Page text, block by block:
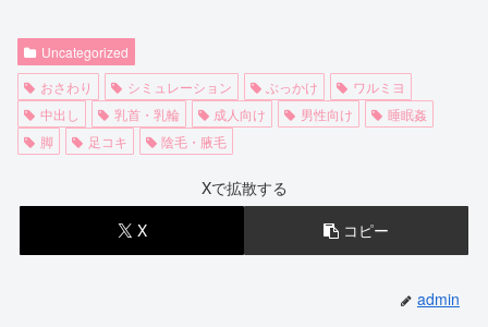
Uncategorized
おさわり
シミュレーション ぶっかけ
ワルミヨ
中出し
乳首・乳輪 成人向け 男性向け
睡眠姦
脚
足コキ 陰毛・腋毛
Xで拡散する
X
コピー
admin